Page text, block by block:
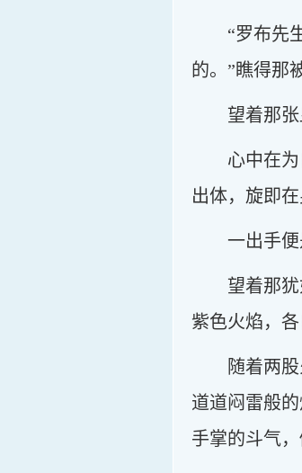
“罗布先
的。”瞧得那
望着那
心中在
出体，旋即
一出手
望着那
紫色火焰，
随着两
道道闷雷般
手掌的斗气，